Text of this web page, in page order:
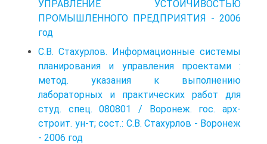
УПРАВЛЕНИЕ УСТОЙЧИВОСТЬЮ
ПРОМЫШЛЕННОГО ПРЕДПРИЯТИЯ - 2006
год
С.В. Стахурлов. Информационные системы
планирования и управления проектами :
метод. указания к выполнению
лабораторных и практических работ для
студ. спец. 080801 / Воронеж. гос. арх-
строит. ун-т; сост.: С.В. Стахурлов - Воронеж
- 2006 год